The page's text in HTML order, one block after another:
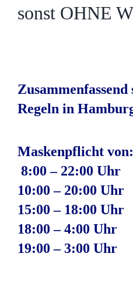
sonst OHNE
Regeln in
Maskenpflicht von:
8:00 – 22:00 Uhr
10:00 – 20:00 Uhr
15:00 – 18:00 Uhr
18:00 – 4:00 Uhr
19:00 – 3:00 Uhr